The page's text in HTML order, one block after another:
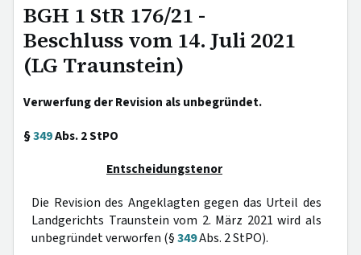
BGH 1 StR 176/21 -
Beschluss vom 14. Juli 2021
(LG Traunstein)
Verwerfung der Revision als unbegründet.
§349Abs. 2 StPO
Entscheidungstenor
Die Revision des Angeklagten gegen das Urteil des
Landgerichts Traunstein vom 2. März 2021 wird als
unbegründet verworfen (§349Abs. 2 StPO).